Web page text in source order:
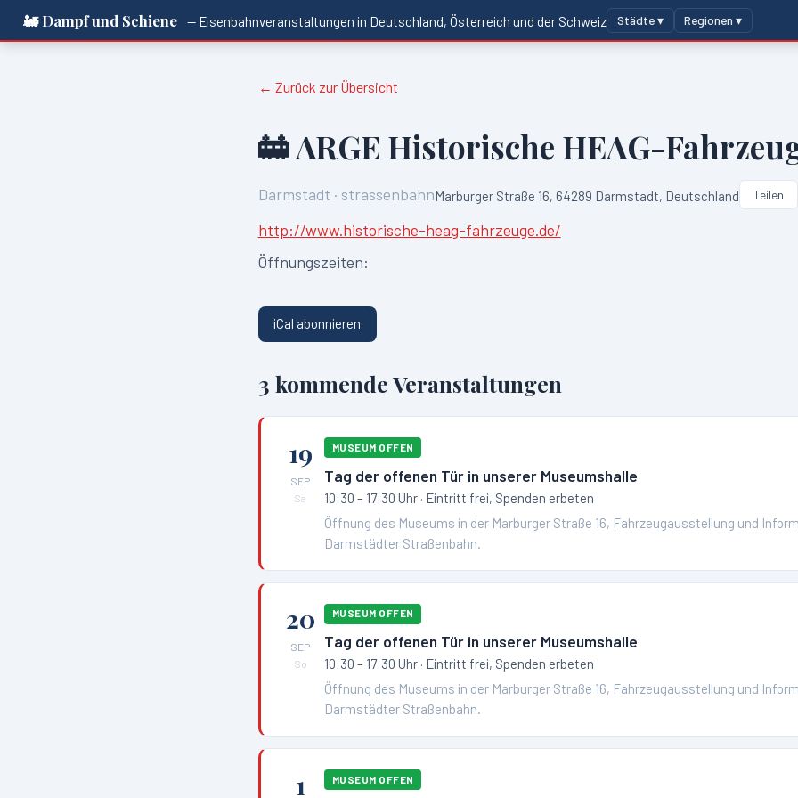
🚂 Dampf und Schiene — Eisenbahnveranstaltungen in Deutschland, Österreich und der Schweiz Städte ▾ Regionen ▾
← Zurück zur Übersicht
🚋ARGE Historische HEAG-
Darmstadt · strassenbahnMarburger Straße 16, 64289 Darmstadt, Deutschland Teilen
http://www.historische-heag-fahrzeuge.de/
Öffnungszeiten:
iCal abonnieren
3 kommende Veranstaltungen
19
SEP
Sa
MUSEUM OFFEN
Tag der offenen Tür in unserer Museumshalle
10:30 – 17:30 Uhr · Eintritt frei, Spenden erbeten
Öffnung des Museums in der Marburger Straße 16, Fahrzeugausstellung und
Darmstädter Straßenbahn.
20
SEP
So
MUSEUM OFFEN
Tag der offenen Tür in unserer Museumshalle
10:30 – 17:30 Uhr · Eintritt frei, Spenden erbeten
Öffnung des Museums in der Marburger Straße 16, Fahrzeugausstellung und
Darmstädter Straßenbahn.
1 MUSEUM OFFEN